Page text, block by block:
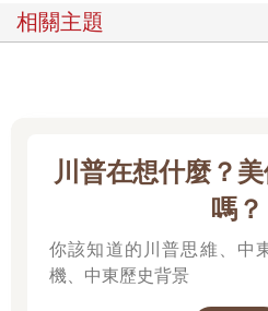
相關主題
川普在想什麼？
嗎？
你該知道的川普思維、中
機、中東歷史背景